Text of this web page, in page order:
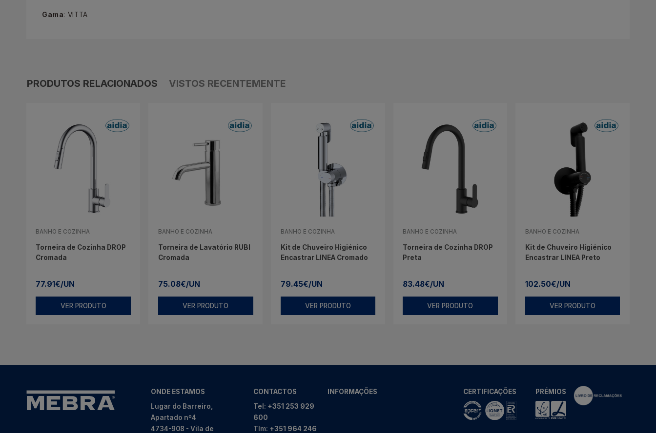
Gama: VITTA
PRODUTOS RELACIONADOS VISTOS RECENTEMENTE
BANHO E COZINHA
Torneira de Cozinha DROP
Cromada
77.91€/UN
VER PRODUTO
BANHO E COZINHA
Torneira de Lavatório RUBI
Cromada
75.08€/UN
VER PRODUTO
BANHO E COZINHA
Kit de Chuveiro Higiénico
Encastrar LINEA Cromado
79.45€/UN
VER PRODUTO
BANHO E COZINHA
Torneira de Cozinha DROP
Preta
83.48€/UN
VER PRODUTO
BANHO E COZINHA
Kit de Chuveiro Higiénico
Encastrar LINEA Preto
102.50€/UN
VER PRODUTO
ONDE ESTAMOS
Lugar do Barreiro,
Apartado nº4
4734-908 - Vila de
CONTACTOS
Tel: +351 253 929
600
Tlm: +351 964 246
INFORMAÇÕES CERTIFICAÇÕES PRÉMIOS